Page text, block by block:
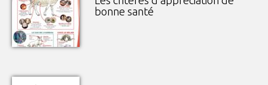
bonne santé